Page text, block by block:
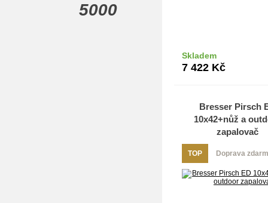
Skladem
7 422 Kč
Bresser Pirsch
10x42+nůž a
zapalovač
TOP Doprava
5000